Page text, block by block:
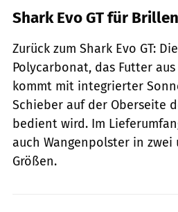
Shark Evo GT für
Zurück zum Shark Evo GT:
Polycarbonat, das Futter
kommt mit integrierter
Schieber auf der Oberseite
bedient wird. Im
auch Wangenpolster in
Größen.